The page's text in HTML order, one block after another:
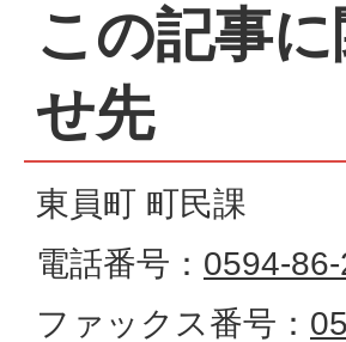
この記事
せ先
東員町 町民課
電話番号： 0594-
ファックス番号：